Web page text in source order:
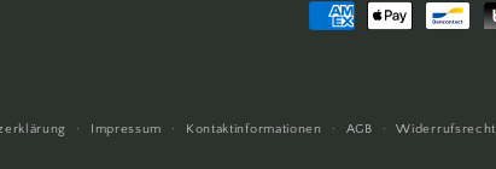
Zahlungsmethoden
Impressum Kontaktinformationen AGB Widerrufsrecht